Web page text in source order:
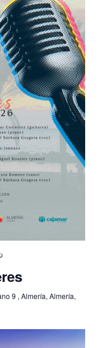
9 , Almería, Almería,